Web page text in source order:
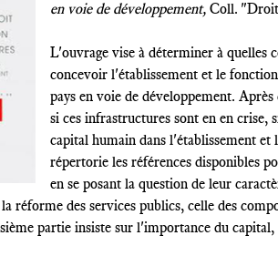
en voie de développement, Coll. "Droit
L'ouvrage vise à déterminer à quelles
concevoir l'établissement et le
pays en voie de développement.
si ces infrastructures sont en en
capital humain dans l'établissement
répertorie les références disponibles
en se posant la question de leur
réforme des services publics, celle des
partie insiste sur l'importance du